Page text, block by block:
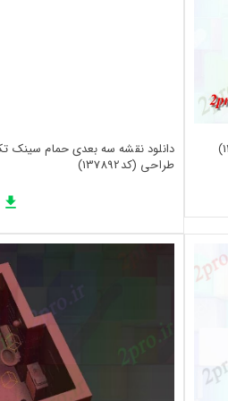
دانلود نقشه سه بعدی حمام سینک
طراحی (کد137892)